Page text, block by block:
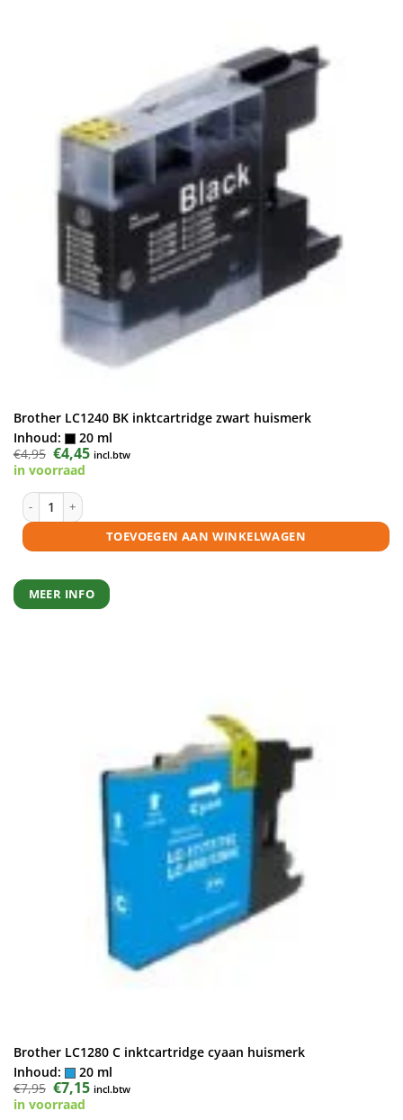
Brother LC1240 BK inktcartridge zwart huismerk
Inhoud:
20 ml
€4,95 Oorspronkelijke
prijs
was:
€4,45Huidige
prijs
incl.btw
in voorraad
Brother LC1240 BK inktcartridge zwart huismerk aantal
TOEVOEGEN AAN WINKELWAGEN
MEER INFO
Brother LC1280 C inktcartridge cyaan huismerk
Inhoud:
20 ml
€7,95 Oorspronkelijke
prijs
was:
€7,15Huidige
prijs
incl.btw
in voorraad